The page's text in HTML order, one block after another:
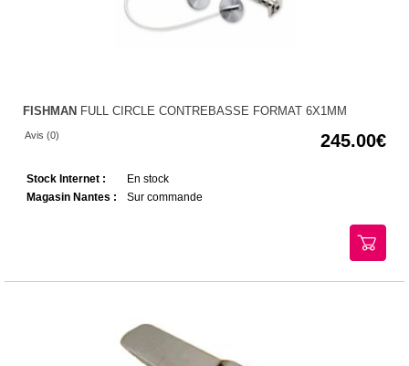
FISHMAN FULL CIRCLE CONTREBASSE FORMAT 6X1MM
Avis (0) 245.00
Stock Internet :
En stock
Magasin Nantes :
Sur commande